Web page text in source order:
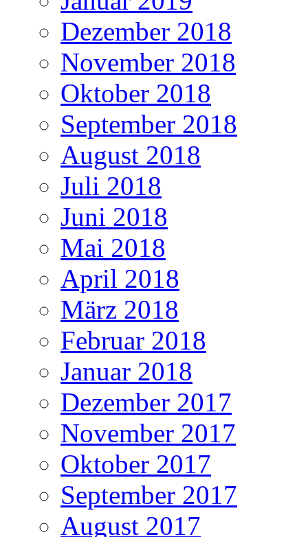
Dezember 2018
November 2018
Oktober 2018
September 2018
August 2018
Juli 2018
Juni 2018
Mai 2018
April 2018
März 2018
Februar 2018
Januar 2018
Dezember 2017
November 2017
Oktober 2017
September 2017
August 2017